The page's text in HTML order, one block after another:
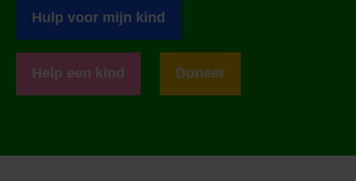
Hulp voor mijn kind
Help een kind Doneer